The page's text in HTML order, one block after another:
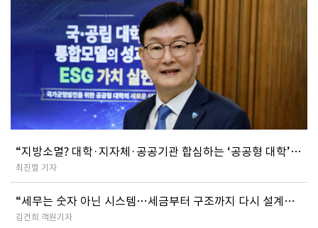
“지방소멸? 대학·지자체·공공기관 합심하는 ‘공공형 대학’이
해법”
최진렬 기자
“세무는 숫자 아닌 시스템…세금부터 구조까지 다시 설계하
라”
김건희 객원기자